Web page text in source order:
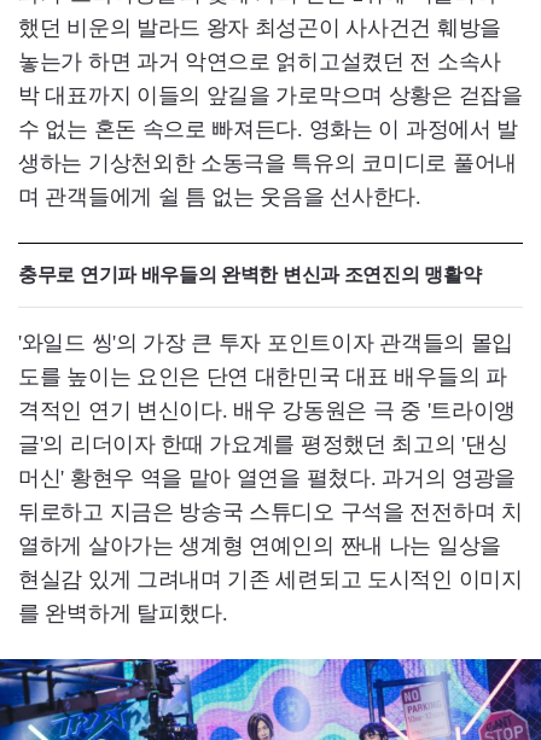
했던 비운의 발라드 왕자 최성곤이 사사건건 훼방을
놓는가 하면 과거 악연으로 얽히고설켰던 전 소속사
박 대표까지 이들의 앞길을 가로막으며 상황은 걷잡을
수 없는 혼돈 속으로 빠져든다. 영화는 이 과정에서 발
생하는 기상천외한 소동극을 특유의 코미디로 풀어내
며 관객들에게 쉴 틈 없는 웃음을 선사한다.
충무로 연기파 배우들의 완벽한 변신과 조연진의 맹활약
'와일드 씽'의 가장 큰 투자 포인트이자 관객들의 몰입
도를 높이는 요인은 단연 대한민국 대표 배우들의 파
격적인 연기 변신이다. 배우 강동원은 극 중 '트라이앵
글'의 리더이자 한때 가요계를 평정했던 최고의 '댄싱
머신' 황현우 역을 맡아 열연을 펼쳤다. 과거의 영광을
뒤로하고 지금은 방송국 스튜디오 구석을 전전하며 치
열하게 살아가는 생계형 연예인의 짠내 나는 일상을
현실감 있게 그려내며 기존 세련되고 도시적인 이미지
를 완벽하게 탈피했다.